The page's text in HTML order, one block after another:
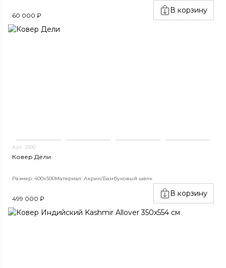
60 000 ₽
В корзину
Арт. 2590
Ковер Дели
Размер: 400x500Материал: Акрил/Бамбуковый шёлк
499 000 ₽
В корзину